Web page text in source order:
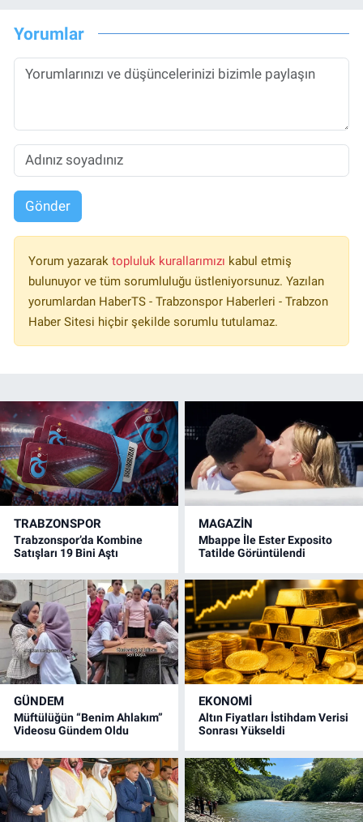
Yorumlar
Gönder
Yorum yazarak topluluk kurallarımızı kabul etmiş
bulunuyor ve tüm sorumluluğu üstleniyorsunuz. Yazılan
yorumlardan HaberTS - Trabzonspor Haberleri - Trabzon
Haber Sitesi hiçbir şekilde sorumlu tutulamaz.
TRABZONSPOR
Trabzonspor’da Kombine
Satışları 19 Bini Aştı
MAGAZİN
Mbappe İle Ester Exposito
Tatilde Görüntülendi
GÜNDEM
Müftülüğün “Benim Ahlakım”
Videosu Gündem Oldu
EKONOMİ
Altın Fiyatları İstihdam Verisi
Sonrası Yükseldi